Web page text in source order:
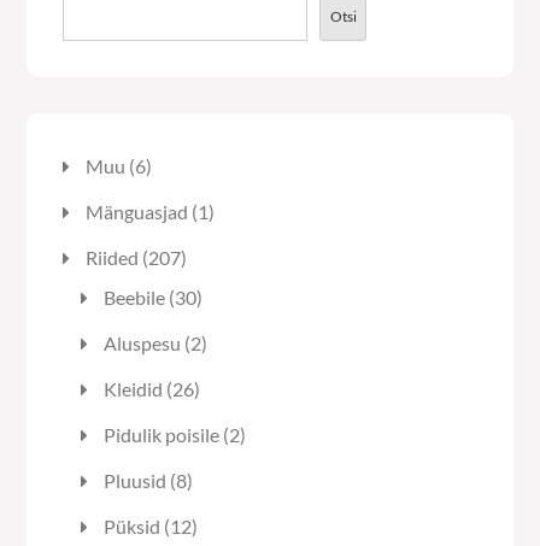
Otsi
Muu 66
toodet
Mänguasjad 11
Riided 207207
toodet
Beebile 3030
Aluspesu 22
Kleidid 2626
toodet
Pidulik poisile 22
Pluusid 88
Püksid 1212